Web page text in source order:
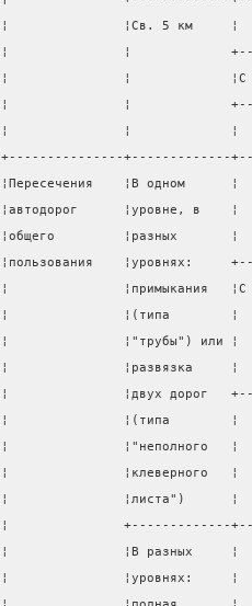
¦               ¦Св. 5 км     ¦  А
¦               ¦
¦               ¦             ¦С с
¦               ¦
¦               ¦             ¦  С   ¦
+---------------+-------------
¦Пересечения    ¦В одном
¦автодорог      ¦уровне,
¦общего         ¦разных
¦пользования    ¦уровнях:
¦               ¦примыкания
¦               ¦(типа
¦               ¦"трубы")
¦               ¦развязка
¦               ¦двух дорог
¦               ¦(типа        ¦
¦               ¦"неполного
¦               ¦клеверного
¦               ¦листа")
¦               +-------------
¦               ¦В разных     ¦
¦               ¦уровнях: